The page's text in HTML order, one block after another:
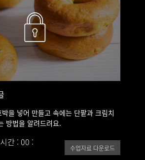
을 넣어 만들고 속에는 단팥과 크림치
방법을 알려드려요.
간 : 00 :
수업자료 다운로드